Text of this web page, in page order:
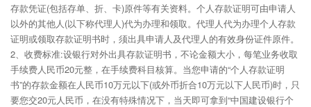
存款凭证(包括存单、折、卡)原件等有关资料。个人存款证明可由申请人
以外的其他人(以下称代理人)代为办理和领取。代理人代为办理个人存款
证明或领取存款证明书时，须出具申请人及代理人的有效身份证件原件。
2、收费标准:设银行对外出具存款证明书，不论金额大小，每笔业务收取
手续费人民币20元整，在手续费科目核算。当您申请的“个人存款证明
书”的存款金额在人民币10万元以下(或外币折合10万元以下人民币)时，只
要您交20元人民币，在没有特殊情况下，当天即可拿到“中国建设银行个